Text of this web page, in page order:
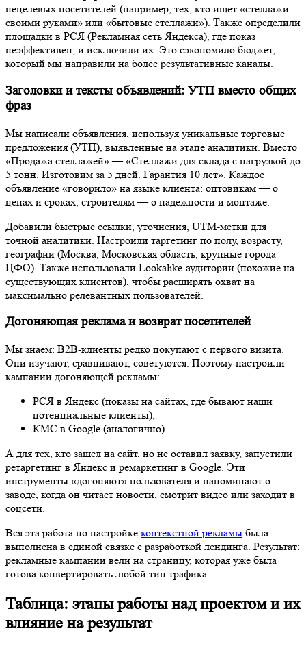
нецелевых посетителей (например, тех, кто ищет «стеллажи
своими руками» или «бытовые стеллажи»). Также определили
площадки в РСЯ (Рекламная сеть Яндекса), где показ
неэффективен, и исключили их. Это сэкономило бюджет,
который мы направили на более результативные каналы.
Заголовки и тексты объявлений: УТП вместо общих
фраз
Мы написали объявления, используя уникальные торговые
предложения (УТП), выявленные на этапе аналитики. Вместо
«Продажа стеллажей» — «Стеллажи для склада с нагрузкой до
5 тонн. Изготовим за 5 дней. Гарантия 10 лет». Каждое
объявление «говорило» на языке клиента: оптовикам — о
ценах и сроках, строителям — о надежности и монтаже.
Добавили быстрые ссылки, уточнения, UTM-метки для
точной аналитики. Настроили таргетинг по полу, возрасту,
географии (Москва, Московская область, крупные города
ЦФО). Также использовали Lookalike-аудитории (похожие на
существующих клиентов), чтобы расширять охват на
максимально релевантных пользователей.
Догоняющая реклама и возврат посетителей
Мы знаем: B2B-клиенты редко покупают с первого визита.
Они изучают, сравнивают, советуются. Поэтому настроили
кампании догоняющей рекламы:
РСЯ в Яндекс (показы на сайтах, где бывают наши
потенциальные клиенты);
КМС в Google (аналогично).
А для тех, кто зашел на сайт, но не оставил заявку, запустили
ретаргетинг в Яндекс и ремаркетинг в Google. Эти
инструменты «догоняют» пользователя и напоминают о
заводе, когда он читает новости, смотрит видео или заходит в
соцсети.
Вся эта работа по настройке контекстной рекламы была
выполнена в единой связке с разработкой лендинга. Результат:
рекламные кампании вели на страницу, которая уже была
готова конвертировать любой тип трафика.
Таблица: этапы работы над проектом и их
влияние на результат